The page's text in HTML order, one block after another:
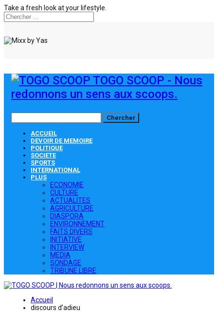
Take a fresh look at your lifestyle.
TOGO SCOOP - Nous
redonnons un sens aux scoops.
ACCUEIL
DEVOIR DE MEMOIRE
POLITIQUE
SOCIETE
SPORTS
INTERNATIONAL
PLUS
ECONOMIE
CULTURE
ACTUALITES
AGRICULTURE
DIASPORA
ENVIRONNEMENT
FAITS DIVERS
INITIATIVE
INTERVIEW
MEDIA
SONDAGE
TRIBUNE LIBRE
Accueil
discours d’adieu